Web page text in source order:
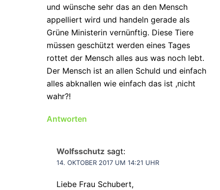
und wünsche sehr das an den Mensch
appelliert wird und handeln gerade als
Grüne Ministerin vernünftig. Diese Tiere
müssen geschützt werden eines Tages
rottet der Mensch alles aus was noch lebt.
Der Mensch ist an allen Schuld und einfach
alles abknallen wie einfach das ist ,nicht
wahr?!
Antworten
Wolfsschutz sagt:
14. OKTOBER 2017 UM 14:21 UHR
Liebe Frau Schubert,